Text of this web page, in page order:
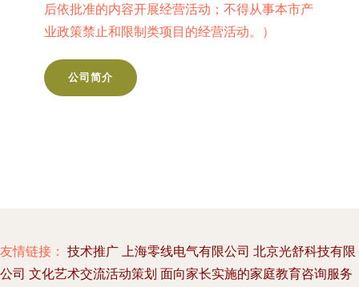
后依批准的内容开展经营活动；不得从事本市产
业政策禁止和限制类项目的经营活动。）
公司简介
友情链接： 技术推广 上海零线电气有限公司 北京光舒科技有限
公司 文化艺术交流活动策划 面向家长实施的家庭教育咨询服务